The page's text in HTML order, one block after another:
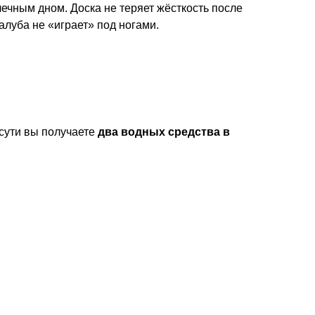
дном. Доска не теряет жёсткость после
не «играет» под ногами.
вы получаете два водных средства в